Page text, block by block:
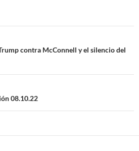
contra McConnell y el silencio del
08.10.22